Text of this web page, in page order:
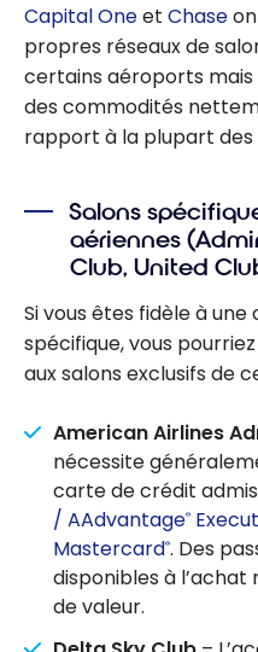
Capital Oneet Chase
propres réseaux de
certains aéroports mais
des commodités
rapport à la plupart des
Salons
aériennes
Club, United
Si vous êtes fidèle à
spécifique, vous
aux salons exclusifs de
American Airlines
nécessite
carte de crédit
/ AAdvantage®
Mastercard®. Des
disponibles à
de valeur.